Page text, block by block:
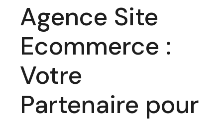
Agence Site
Ecommerce :
Votre
Partenaire pour